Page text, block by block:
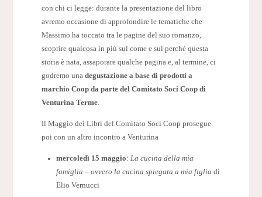
con chi ci legge: durante la presentazione del libro
avremo occasione di approfondire le tematiche che
Massimo ha toccato tra le pagine del suo romanzo,
scoprire qualcosa in più sul come e sul perché questa
storia è nata, assaporare qualche pagina e, al termine, ci
godremo unadegustazione a base di prodotti a
marchio Coop da parte del Comitato Soci Coop di
Venturina Terme.
Il Maggio dei Libri del Comitato Soci Coop prosegue
poi con un altro incontro a Venturina
mercoledì 15 maggio:La cucina della mia
famiglia – ovvero la cucina spiegata a mia figlia di
Elio Vernucci